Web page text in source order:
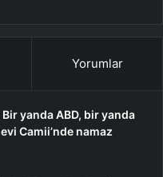
Yorumlar
yanda ABD, bir yanda
Camii’nde namaz